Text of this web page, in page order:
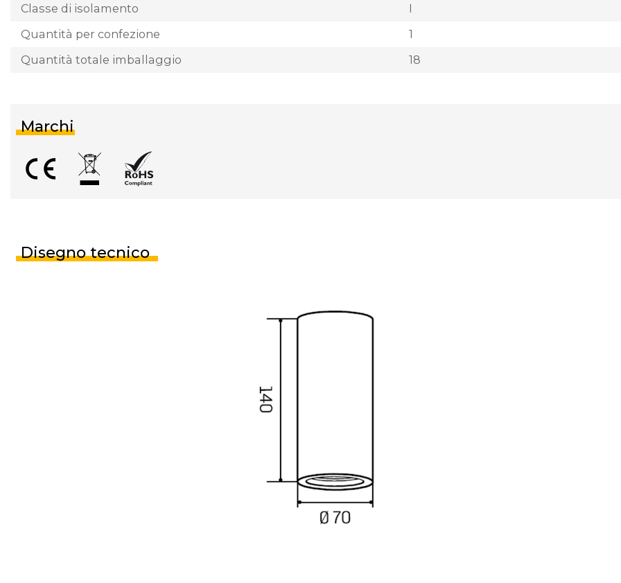
Classe di isolamento
I
Quantità per confezione
1
Quantità totale imballaggio
18
Marchi
Disegno tecnico